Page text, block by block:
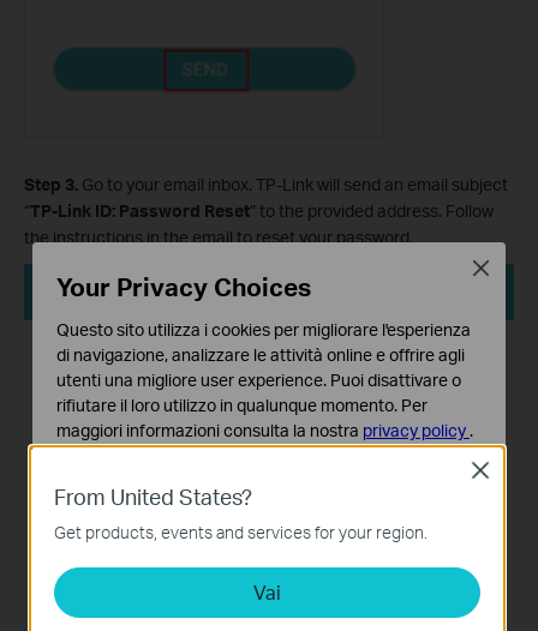
Step 3. Go to your email inbox. TP-Link will send an email subject
“TP-Link ID: Password Reset” to the provided address. Follow
the instructions in the email to reset your password.
From United States?
Get products, events and services for your region.
Vai
Close
Your Privacy Choices
Questo sito utilizza i cookies per migliorare l'esperienza
di navigazione, analizzare le attività online e offrire agli
utenti una migliore user experience. Puoi disattivare o
rifiutare il loro utilizzo in qualunque momento. Per
maggiori informazioni consulta la nostra privacy policy .
Questi cookies sono necessari per il corretto
funzionamento del sito e non possono essere disattivati
nel tuo sistema.
Analytics e Marketing Cookies
I cookies analitici ci permettono di analizzare le tue
Close